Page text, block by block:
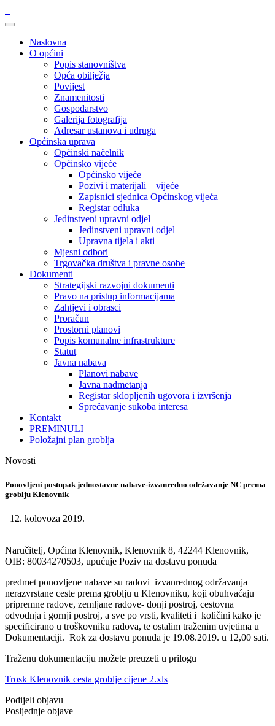
Naslovna
O općini
Popis stanovništva
Opća obilježja
Povijest
Znamenitosti
Gospodarstvo
Galerija fotografija
Adresar ustanova i udruga
Općinska uprava
Općinski načelnik
Općinsko vijeće
Općinsko vijeće
Pozivi i materijali – vijeće
Zapisnici sjednica Općinskog vijeća
Registar odluka
Jedinstveni upravni odjel
Jedinstveni upravni odjel
Upravna tijela i akti
Mjesni odbori
Trgovačka društva i pravne osobe
Dokumenti
Strategijski razvojni dokumenti
Pravo na pristup informacijama
Zahtjevi i obrasci
Proračun
Prostorni planovi
Popis komunalne infrastrukture
Statut
Javna nabava
Planovi nabave
Javna nadmetanja
Registar sklopljenih ugovora i izvršenja
Sprečavanje sukoba interesa
Kontakt
PREMINULI
Položajni plan groblja
Novosti
Ponovljeni postupak jednostavne nabave-izvanredno održavanje NC prema
groblju Klenovnik
12. kolovoza 2019.
Naručitelj, Općina Klenovnik, Klenovnik 8, 42244 Klenovnik,
OIB: 80034270503, upućuje Poziv na dostavu ponuda
predmet ponovljene nabave su radovi izvanrednog održavanja
nerazvrstane ceste prema groblju u Klenovniku, koji obuhvaćaju
pripremne radove, zemljane radove- donji postroj, cestovna
odvodnja i gornji postroj, a sve po vrsti, kvaliteti i količini kako je
specificirano u troškovniku radova, te ostalim traženim uvjetima u
Dokumentaciji. Rok za dostavu ponuda je 19.08.2019. u 12,00 sati.
Traženu dokumentaciju možete preuzeti u prilogu
Trosk Klenovnik cesta groblje cijene 2.xls
Podijeli objavu
Posljednje objave